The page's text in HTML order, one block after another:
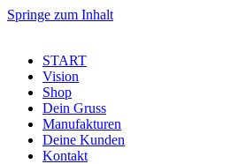
Springe zum Inhalt
START
Vision
Shop
Dein Gruss
Manufakturen
Deine Kunden
Kontakt